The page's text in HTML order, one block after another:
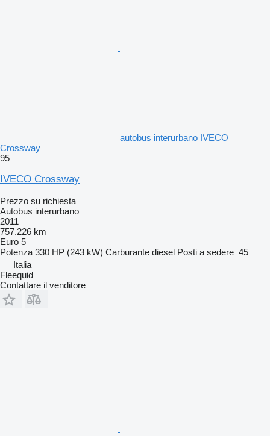
autobus interurbano IVECO
Crossway
95
IVECO Crossway
Prezzo su richiesta
Autobus interurbano
2011
757.226 km
Euro 5
Potenza 330 HP (243 kW) Carburante diesel Posti a sedere 45
Italia
Fleequid
Contattare il venditore